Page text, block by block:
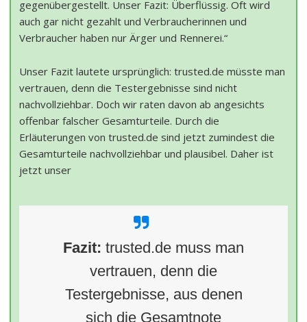
gegenübergestellt. Unser Fazit: Überflüssig. Oft wird
auch gar nicht gezahlt und Verbraucherinnen und
Verbraucher haben nur Ärger und Rennerei.“
Unser Fazit lautete ursprünglich: trusted.de müsste man
vertrauen, denn die Testergebnisse sind nicht
nachvollziehbar. Doch wir raten davon ab angesichts
offenbar falscher Gesamturteile. Durch die
Erläuterungen von trusted.de sind jetzt zumindest die
Gesamturteile nachvollziehbar und plausibel. Daher ist
jetzt unser
Fazit: trusted.de muss man
vertrauen, denn die
Testergebnisse, aus denen
sich die Gesamtnote